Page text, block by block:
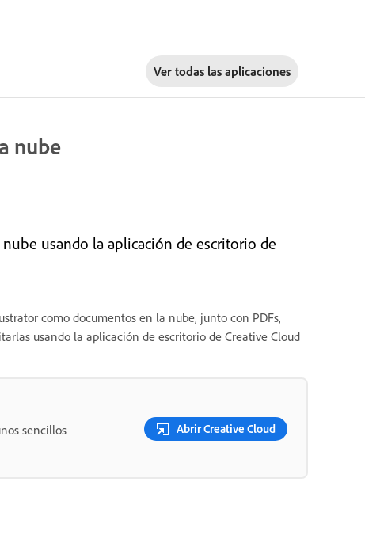
Ver todas las aplicaciones
nube
usando la aplicación de escritorio de
como documentos en la nube, junto con PDFs,
usando la aplicación de escritorio de Creative Cloud
sencillos
Abrir Creative Cloud